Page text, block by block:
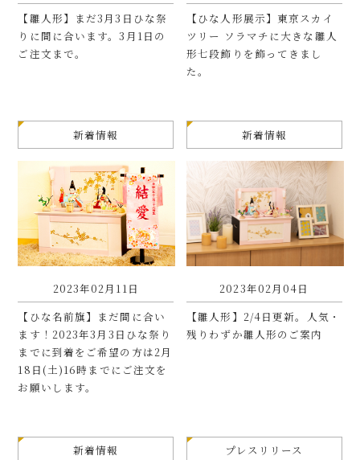
【雛人形】まだ3月3日ひな祭
りに間に合います。3月1日の
ご注文まで。
【ひな人形展示】東京スカイ
ツリー ソラマチに大きな雛人
形七段飾りを飾ってきまし
た。
新着情報
2023年02月11日
【ひな名前旗】まだ間に合い
ます！2023年3月3日ひな祭り
までに到着をご希望の方は2月
18日(土)16時までにご注文を
お願いします。
新着情報
2023年02月04日
【雛人形】2/4日更新。人気・
残りわずか雛人形のご案内
新着情報 プレスリリース